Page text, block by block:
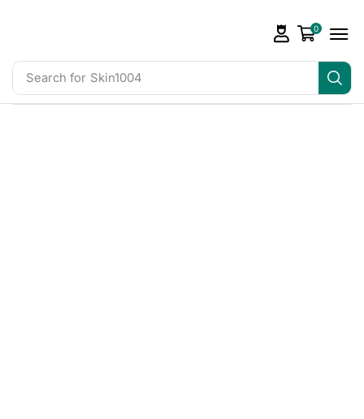
Search for Skin1004
0